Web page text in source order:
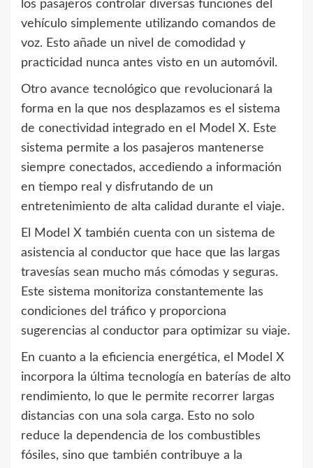
los pasajeros controlar diversas funciones del
vehículo simplemente utilizando comandos de
voz. Esto añade un nivel de comodidad y
practicidad nunca antes visto en un automóvil.
Otro avance tecnológico que revolucionará la
forma en la que nos desplazamos es el sistema
de conectividad integrado en el Model X. Este
sistema permite a los pasajeros mantenerse
siempre conectados, accediendo a información
en tiempo real y disfrutando de un
entretenimiento de alta calidad durante el viaje.
El Model X también cuenta con un sistema de
asistencia al conductor que hace que las largas
travesías sean mucho más cómodas y seguras.
Este sistema monitoriza constantemente las
condiciones del tráfico y proporciona
sugerencias al conductor para optimizar su viaje.
En cuanto a la eficiencia energética, el Model X
incorpora la última tecnología en baterías de alto
rendimiento, lo que le permite recorrer largas
distancias con una sola carga. Esto no solo
reduce la dependencia de los combustibles
fósiles, sino que también contribuye a la